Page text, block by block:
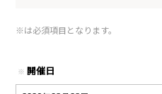
※は必須項目となります。
※ 開催日